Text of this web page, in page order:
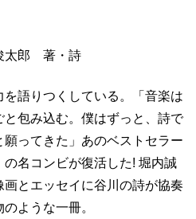
太郎 著・詩
語りつくしている。「音楽は
包み込む。僕はずっと、詩で
ってきた」あのベストセラー
の名コンビが復活した! 堀内誠
とエッセイに谷川の詩が協奏
ような一冊。